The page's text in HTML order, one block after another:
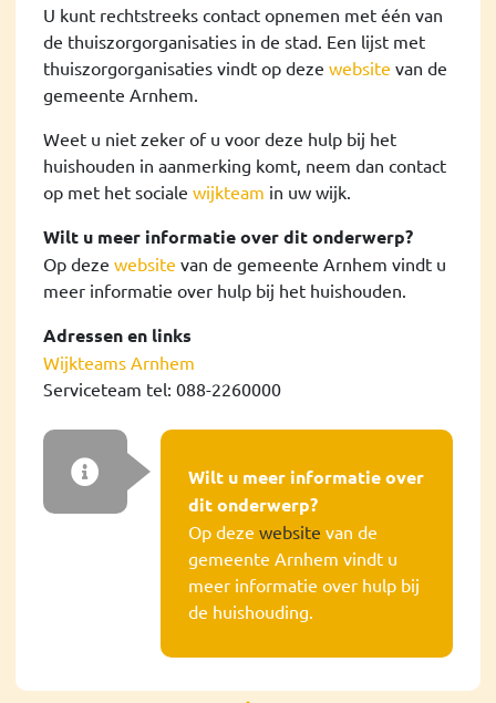
U kunt rechtstreeks contact opnemen met één van
de thuiszorgorganisaties in de stad. Een lijst met
thuiszorgorganisaties vindt op deze website van de
gemeente Arnhem.
Weet u niet zeker of u voor deze hulp bij het
huishouden in aanmerking komt, neem dan contact
op met het sociale wijkteam in uw wijk.
Wilt u meer informatie over dit onderwerp?
Op deze website van de gemeente Arnhem vindt u
meer informatie over hulp bij het huishouden.
Adressen en links
Wijkteams Arnhem
Serviceteam tel: 088-2260000
Wilt u meer informatie over
dit onderwerp?
Op deze website van de
gemeente Arnhem vindt u
meer informatie over hulp bij
de huishouding.